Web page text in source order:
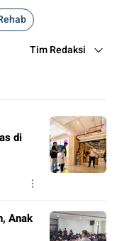
Tim Redaksi
di
Anak